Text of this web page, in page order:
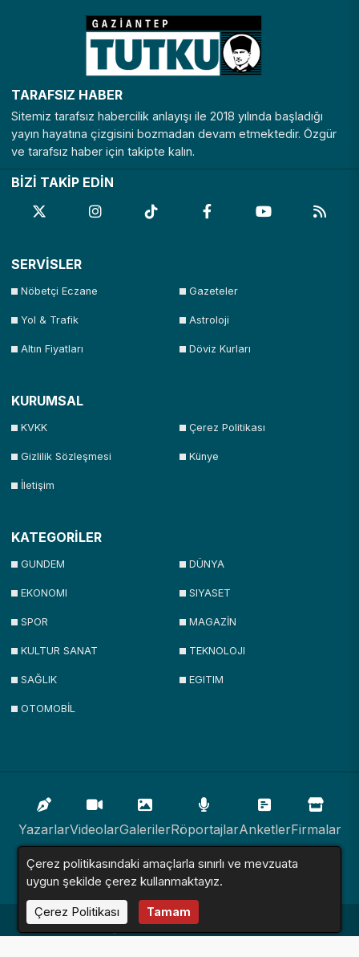
TARAFSIZ HABER
Sitemiz tarafsız habercilik anlayışı ile 2018 yılında başladığı
yayın hayatına çizgisini bozmadan devam etmektedir. Özgür
ve tarafsız haber için takipte kalın.
BİZİ TAKİP EDİN
SERVİSLER
Nöbetçi Eczane Gazeteler
Yol & Trafik Astroloji
Altın Fiyatları Döviz Kurları
KURUMSAL
KVKK Çerez Politikası
Gizlilik Sözleşmesi Künye
İletişim
KATEGORİLER
GUNDEM DÜNYA
EKONOMI SIYASET
SPOR MAGAZİN
KULTUR SANAT TEKNOLOJI
SAĞLIK EGITIM
OTOMOBİL
YazarlarVideolarGalerilerRöportajlarAnketlerFirmalar
İlanlarResmi İlanlarSitemap
Haber Sitesi © 2016 - 2024. Tüm Hakları Saklıdır.
Çerez politikasındaki amaçlarla sınırlı ve mevzuata
uygun şekilde çerez kullanmaktayız.
Çerez Politikası
Tamam